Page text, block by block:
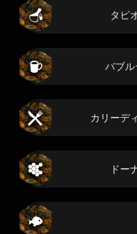
タピ
バブ
カリーデ
ドー